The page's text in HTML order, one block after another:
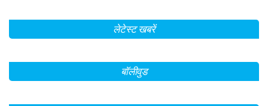
लेटेस्ट खबरें
बॉलीवुड